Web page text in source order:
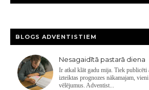
BLOGS ADVENTISTIEM
Nesagaidītā pastarā diena
Ir atkal klāt gadu mija. Tiek publicēti
izteiktas prognozes nākamajam,
vēlējumus. Adventist...